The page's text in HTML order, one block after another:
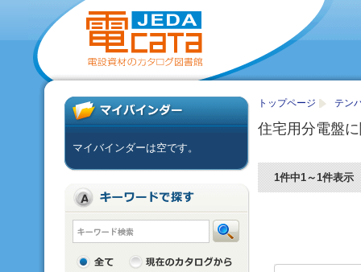
トップページ テン
住宅用分電盤
1件中1～1件表示
マイバインダーは空です。